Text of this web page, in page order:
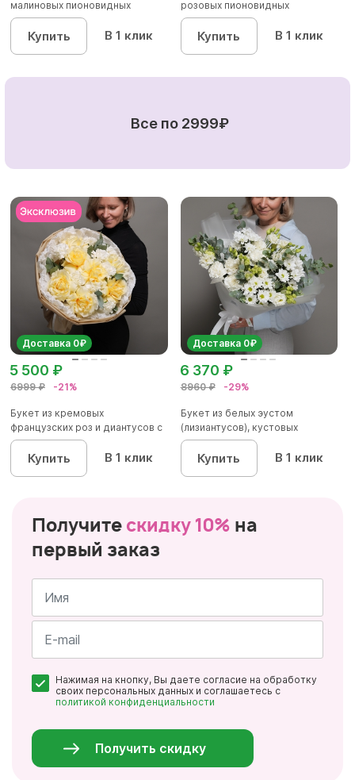
малиновых пионовидных
кустовых роз...
Купить В 1 клик
розовых пионовидных
кустовы...
Купить В 1 клик
Все по 2999₽
Доставка 0₽
6999 ₽ -21%
5 500 ₽
Букет из кремовых
французских роз и диантусов с
эвкалип...
Купить В 1 клик
Доставка 0₽
8960 ₽ -29%
6 370 ₽
Букет из белых эустом
(лизиантусов), кустовых
хризантем...
Купить В 1 клик
Получите скидку 10% на
первый заказ
Имя
*
Нажимая на кнопку, Вы даете согласие на обработку
своих персональных данных и соглашаетесь с
политикой конфиденциальности
Получить скидку